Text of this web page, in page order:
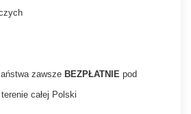
zawsze BEZPŁATNIE pod
całej Polski